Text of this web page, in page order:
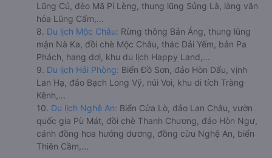
Lũng Cú, đèo Mã Pí Lèng, thung lũng Sủng Là, làng văn
hóa Lũng Cẩm,...
8. Du lịch Mộc Châu: Rừng thông Bản Áng, thung lũng
mận Nà Ka, đồi chè Mộc Châu, thác Dải Yếm, bản Pa
Phách, hang dơi, khu du lịch Happy Land,...
9. Du lịch Hải Phòng: Biển Đồ Sơn, đảo Hòn Dấu, vịnh
Lan Hạ, đảo Bạch Long Vỹ, núi Voi, khu di tích Tràng
Kênh,...
10. Du lịch Nghệ An: Biển Cửa Lò, đảo Lan Châu, vườn
quốc gia Pù Mát, đồi chè Thanh Chương, đảo Hòn Ngư,
cánh đồng hoa hướng dương, đồng cừu Nghệ An, biển
Thiên Cầm,...